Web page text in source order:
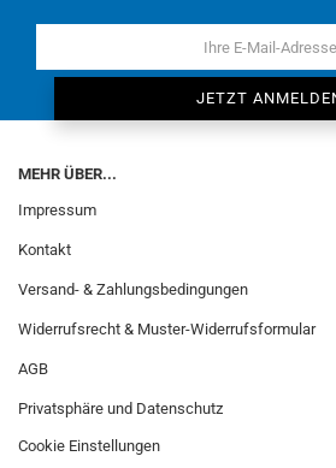
MEHR ÜBER...
Impressum
Kontakt
Versand- & Zahlungsbedingungen
Widerrufsrecht & Muster-Widerrufsformular
AGB
Privatsphäre und Datenschutz
Cookie Einstellungen